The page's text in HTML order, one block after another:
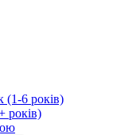
6 років)
років)